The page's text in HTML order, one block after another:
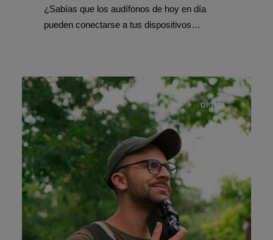
¿Sabías que los audífonos de hoy en día
pueden conectarse a tus dispositivos…
ÓPTICA